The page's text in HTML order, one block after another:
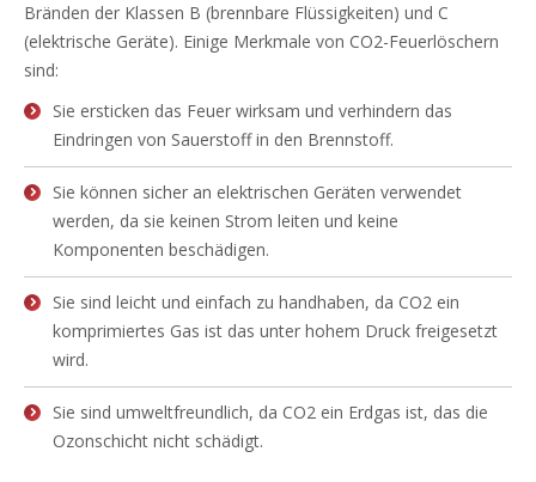
Bränden der Klassen B (brennbare Flüssigkeiten) und C
(elektrische Geräte). Einige Merkmale von CO2-Feuerlöschern
sind:
Sie ersticken das Feuer wirksam und verhindern das
Eindringen von Sauerstoff in den Brennstoff.
Sie können sicher an elektrischen Geräten verwendet
werden, da sie keinen Strom leiten und keine
Komponenten beschädigen.
Sie sind leicht und einfach zu handhaben, da CO2 ein
komprimiertes Gas ist das unter hohem Druck freigesetzt
wird.
Sie sind umweltfreundlich, da CO2 ein Erdgas ist, das die
Ozonschicht nicht schädigt.